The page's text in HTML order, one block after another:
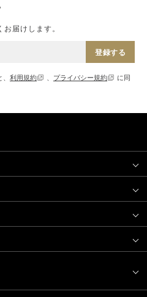
届けします。
登録する
利用規約 、 プライバシー規約
に同